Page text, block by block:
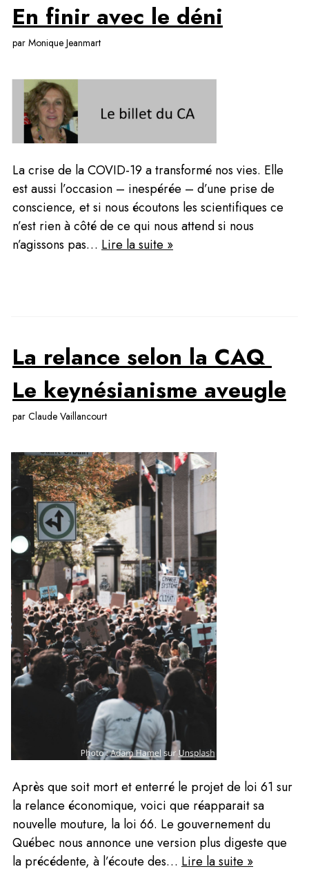
En finir avec le déni
par Monique Jeanmart
La crise de la COVID-19 a transformé nos vies. Elle
est aussi l’occasion – inespérée – d’une prise de
conscience, et si nous écoutons les scientifiques ce
n’est rien à côté de ce qui nous attend si nous
n’agissons pas… Lire la suite »
La relance selon la CAQ
Le keynésianisme aveugle
par Claude Vaillancourt
Après que soit mort et enterré le projet de loi 61 sur
la relance économique, voici que réapparait sa
nouvelle mouture, la loi 66. Le gouvernement du
Québec nous annonce une version plus digeste que
la précédente, à l’écoute des… Lire la suite »